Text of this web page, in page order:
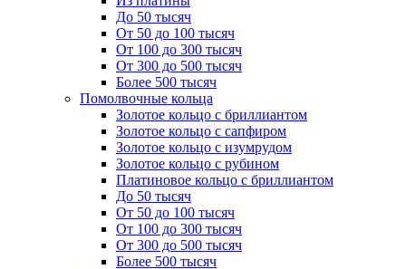
До 50 тысяч
От 50 до 100 тысяч
От 100 до 300 тысяч
От 300 до 500 тысяч
Более 500 тысяч
Помолвочные кольца
Золотое кольцо с бриллиантом
Золотое кольцо с сапфиром
Золотое кольцо с изумрудом
Золотое кольцо с рубином
Платиновое кольцо с бриллиантом
До 50 тысяч
От 50 до 100 тысяч
От 100 до 300 тысяч
От 300 до 500 тысяч
Более 500 тысяч